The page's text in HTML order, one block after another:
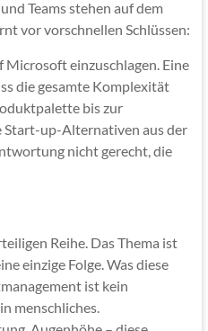
Teams stehen auf dem
vor vorschnellen Schlüssen:
Microsoft einzuschlagen. Eine
die gesamte Komplexität
bis zur
Start-up-Alternativen aus der
nicht gerecht, die
Reihe. Das Thema ist
einzige Folge. Was diese
ist kein
menschliches.